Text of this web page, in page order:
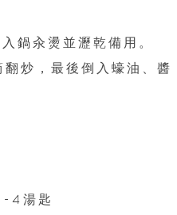
鍋汆燙並瀝乾備用。
炒，最後倒入蠔油、醬
4湯匙